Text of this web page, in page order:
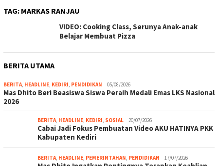
TAG: MARKAS RANJAU
VIDEO: Cooking Class, Serunya Anak-anak
Belajar Membuat Pizza
BERITA UTAMA
BERITA, HEADLINE, KEDIRI, PENDIDIKAN 05/08/2026
Mas Dhito Beri Beasiswa Siswa Peraih Medali Emas LKS Nasional
2026
BERITA, HEADLINE, KEDIRI, SOSIAL 20/07/2026
Cabai Jadi Fokus Pembuatan Video AKU HATINYA PKK
Kabupaten Kediri
BERITA, HEADLINE, PEMERINTAHAN, PENDIDIKAN 17/07/2026